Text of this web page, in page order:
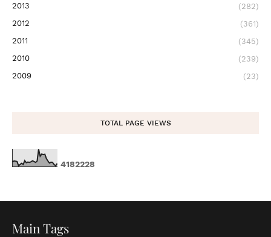
2013
(282)
2012
(361)
2011
(345)
2010
(239)
2009
(23)
TOTAL PAGE VIEWS
4182228
Main Tags